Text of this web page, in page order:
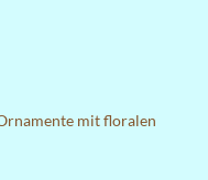
mit floralen